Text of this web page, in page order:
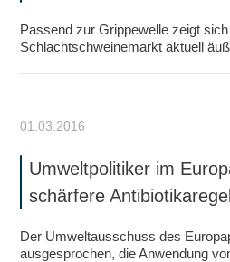
Passend zur Grippewelle zeigt
Schlachtschweinemarkt aktuell
01.03.2016
Umweltpolitiker im
schärfere
Der Umweltausschuss des
ausgesprochen, die Anwendung